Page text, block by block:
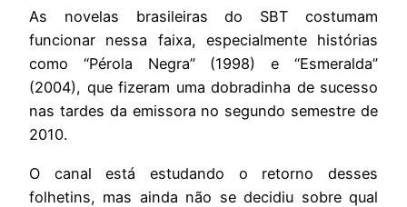
As novelas brasileiras do SBT costumam
funcionar nessa faixa, especialmente histórias
como “Pérola Negra” (1998) e “Esmeralda”
(2004), que fizeram uma dobradinha de sucesso
nas tardes da emissora no segundo semestre de
2010.
O canal está estudando o retorno desses
folhetins, mas ainda não se decidiu sobre qual